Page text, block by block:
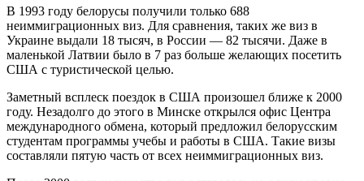
В 1993 году белорусы получили только 688
неиммиграционных виз. Для сравнения, таких же виз в
Украине выдали 18 тысяч, в России — 82 тысячи. Даже в
маленькой Латвии было в 7 раз больше желающих посетить
США с туристической целью.
Заметный всплеск поездок в США произошел ближе к 2000
году. Незадолго до этого в Минске открылся офис Центра
международного обмена, который предложил белорусским
студентам программы учебы и работы в США. Такие визы
составляли пятую часть от всех неиммиграционных виз.